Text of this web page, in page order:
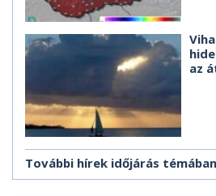
az
További hírek időjárás témában